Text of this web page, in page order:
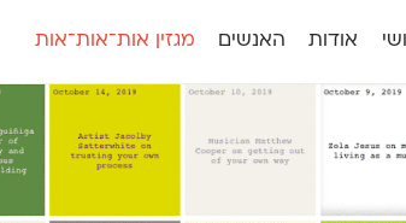
אודות האנשים מגזין אות־אות־אות
קומפרסט
מוגרבי דיספליי חדש
מכמורת
מכמורת מעוגל
פלוני
פלוני מעוגל
פריימריז